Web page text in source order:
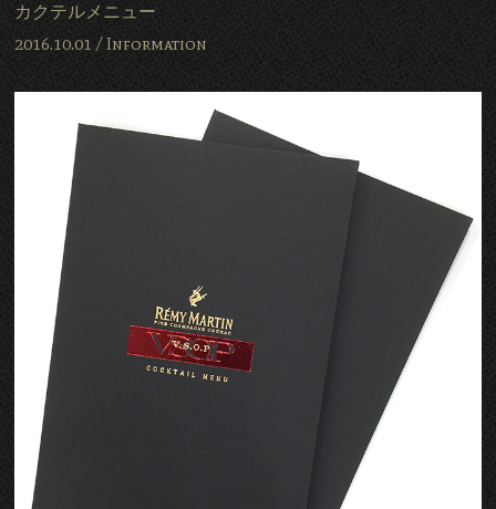
カクテルメニュー
2016.10.01 /Information